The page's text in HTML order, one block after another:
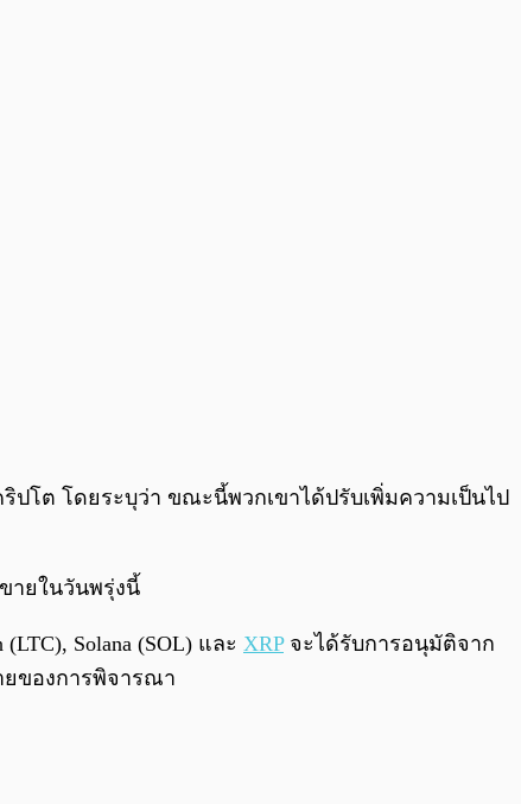
0:00/
ริปโต โดยระบุว่า ขณะนี้พวกเขาได้ปรับเพิ่มความเป็นไป
ายในวันพรุ่งนี้
Solana (SOL) และ XRPจะได้รับการอนุมัติจาก
ของการพิจารณา